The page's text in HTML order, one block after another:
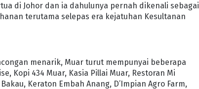
di Johor dan ia dahulunya pernah dikenali sebagai
terutama selepas era kejatuhan Kesultanan
menarik, Muar turut mempunyai beberapa
Kopi 434 Muar, Kasia Pillai Muar, Restoran Mi
Keraton Embah Anang, D’Impian Agro Farm,